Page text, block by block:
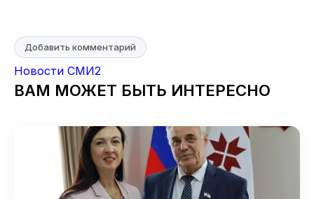
Добавить комментарий
Новости СМИ2
ВАМ МОЖЕТ БЫТЬ ИНТЕРЕСНО